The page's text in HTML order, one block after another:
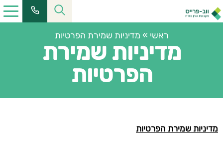
ראשי » מדיניות שמירת הפרטיות
מדיניות שמירת
הפרטיות
מדיניות שמירת הפרטיות